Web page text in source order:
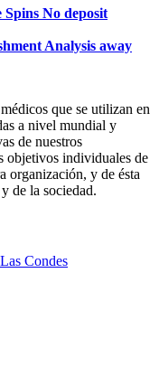
Spins No deposit
Analysis away
que se utilizan en
a nivel mundial y
de nuestros
objetivos individuales de
organización, y de ésta
de la sociedad.
Condes